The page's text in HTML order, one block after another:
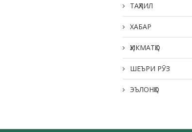
ТАҲЛИЛ
ХАБАР
ҲИКМАТҲО
ШЕЪРИ РӮЗ
ЭЪЛОНҲО